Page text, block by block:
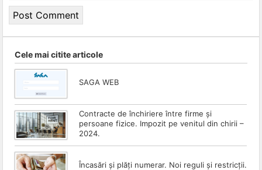
Cele mai citite articole
SAGA WEB
Contracte de închiriere între firme și
persoane fizice. Impozit pe venitul din chirii –
2024.
Încasări și plăți numerar. Noi reguli și restricții.